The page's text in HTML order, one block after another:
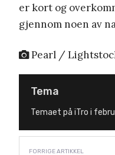
er kort og
gjennom noen av
Pearl /
Tema
Temaet på iTro i